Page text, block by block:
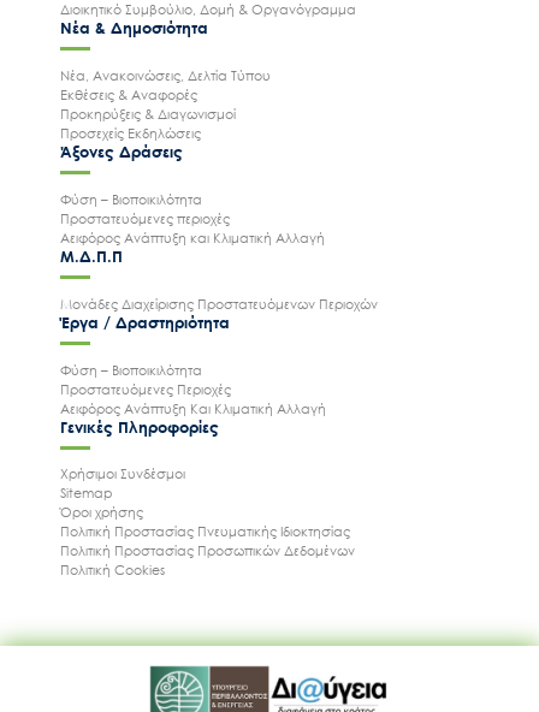
Διοικητικό Συμβούλιο, Δομή & Οργανόγραμμα
Νέα & Δημοσιότητα
Νέα, Ανακοινώσεις, Δελτία Τύπου
Εκθέσεις & Αναφορές
Προκηρύξεις & Διαγωνισμοί
Προσεχείς Εκδηλώσεις
Άξονες Δράσεις
Φύση – Βιοποικιλότητα
Προστατευόμενες περιοχές
Αειφόρος Ανάπτυξη και Κλιματική Αλλαγή
Μ.Δ.Π.Π
Μονάδες Διαχείρισης Προστατευόμενων Περιοχών
Έργα / Δραστηριότητα
Φύση – Βιοποικιλότητα
Προστατευόμενες Περιοχές
Αειφόρος Ανάπτυξη Και Κλιματική Αλλαγή
Γενικές Πληροφορίες
Χρήσιμοι Συνδέσμοι
Sitemap
Όροι χρήσης
Πολιτική Προστασίας Πνευματικής Ιδιοκτησίας
Πολιτική Προστασίας Προσωπικών Δεδομένων
Πολιτική Cookies